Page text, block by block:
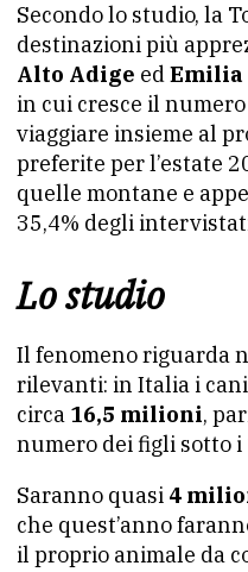
Secondo lo studio, la
destinazioni più
Alto Adige edEmilia
in cui cresce il
viaggiare insieme al
preferite per l’estate
quelle montane e
35,4% degli
Lo studio
Il fenomeno riguarda
rilevanti: in Italia i
circa 16,5 milioni,
numero dei figli sotto i
Saranno quasi 4
che quest’anno
il proprio animale da